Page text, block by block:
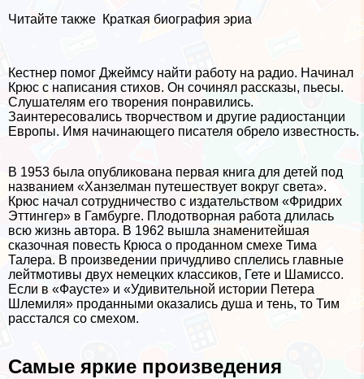
Читайте также Краткая биография эриа
Кестнер помог Джеймсу найти работу на радио. Начинал
Крюс с написания стихов. Он сочинял рассказы, пьесы.
Слушателям его творения понравились.
Заинтересовались творчеством и другие радиостанции
Европы. Имя начинающего писателя обрело известность.
В 1953 была опубликована первая книга для детей под
названием «Ханзелман путешествует вокруг света».
Крюс начал сотрудничество с издательством «Фридрих
Эттингер» в Гамбурге. Плодотворная работа длилась
всю жизнь автора. В 1962 вышла знаменитейшая
сказочная повесть Крюса о проданном смехе Тима
Талера. В произведении причудливо сплелись главные
лейтмотивы двух немецких классиков, Гете и Шамиссо.
Если в «Фаусте» и «Удивительной истории Петера
Шлемиля» проданными оказались душа и тень, то Тим
расстался со смехом.
Самые яркие произведения